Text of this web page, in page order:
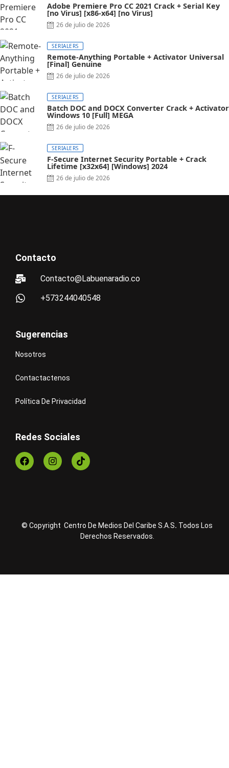
Adobe Premiere Pro CC 2021 Crack + Serial Key
[no Virus] [x86-x64] [no Virus]
26 de julio de 2026
SERIALERS
Remote-Anything Portable + Activator Universal
[Final] Genuine
26 de julio de 2026
SERIALERS
Batch DOC and DOCX Converter Crack + Activator
Windows 10 [Full] MEGA
26 de julio de 2026
SERIALERS
F-Secure Internet Security Portable + Crack
Lifetime [x32x64] [Windows] 2024
26 de julio de 2026
Contacto
Contacto@Labuenaradio.co
+573244040548
Sugerencias
Nosotros
Contactactenos
Política De Privacidad
Redes Sociales
© Copyright Centro De Medios Del Caribe S.A.S. Todos Los
Derechos Reservados.